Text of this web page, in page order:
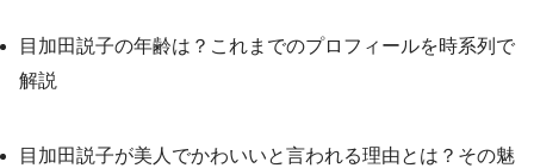
目加田説子の年齢は？これまでのプロフィールを時系列で
解説
目加田説子が美人でかわいいと言われる理由とは？その魅